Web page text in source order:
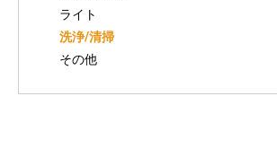
ライト
洗浄/清掃
その他